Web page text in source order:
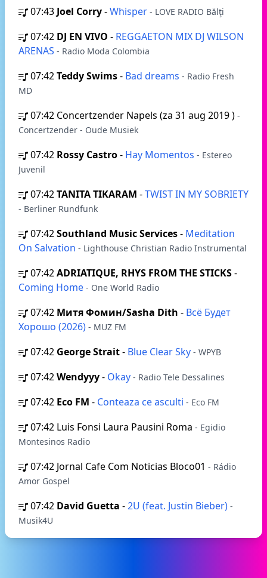
07:43 Joel Corry-Whisper - LOVE RADIO Bălţi
07:42 DJ EN VIVO - REGGAETON MIX DJ WILSON
ARENAS - Radio Moda Colombia
07:42Teddy Swims- Bad dreams - Radio Fresh
MD
07:42 Concertzender Napels (za 31 aug 2019 ) -
Concertzender - Oude Musiek
07:42 Rossy Castro- Hay Momentos - Estereo
Juvenil
07:42TANITA TIKARAM -TWIST IN MY SOBRIETY
- Berliner Rundfunk
07:42Southland Music Services- Meditation
On Salvation - Lighthouse Christian Radio Instrumental
07:42ADRIATIQUE, RHYS FROM THE STICKS-
Coming Home - One World Radio
07:42 Митя Фомин/Sasha Dith - Всё Будет
Хорошо (2026) - MUZ FM
07:42 George Strait- Blue Clear Sky - WPYB
07:42Wendyyy- Okay - Radio Tele Dessalines
07:42 Eco FM - Conteaza ce asculti - Eco FM
07:42 Luis Fonsi Laura Pausini Roma - Egidio
Montesinos Radio
07:42 Jornal Cafe Com Noticias Bloco01 - Rádio
Amor Gospel
07:42 David Guetta -2U (feat. Justin Bieber) -
Musik4U